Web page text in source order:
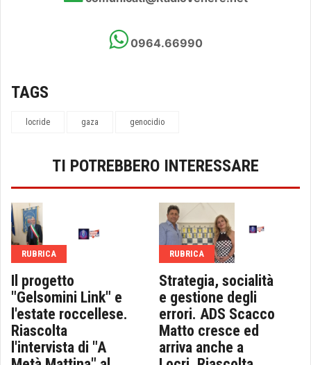
0964.66990
TAGS
locride gaza genocidio
TI POTREBBERO INTERESSARE
RUBRICA
Il progetto
"Gelsomini Link" e
l'estate roccellese.
Riascolta
l'intervista di "A
RUBRICA
Strategia, socialità
e gestione degli
errori. ADS Scacco
Matto cresce ed
arriva anche a